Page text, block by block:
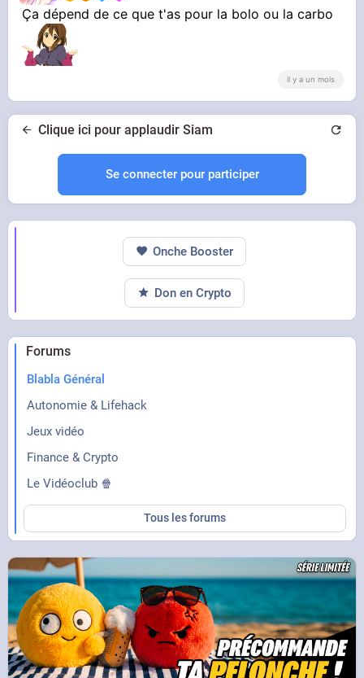
Ça dépend de ce que t'as pour la bolo ou la carbo
il y a un mois
Clique ici pour applaudir Siam
Se connecter pour participer
Forums
Blabla Général
Autonomie & Lifehack
Jeux vidéo
Finance & Crypto
Le Vidéoclub 🍿
Tous les forums
Onche Booster
Don en Crypto